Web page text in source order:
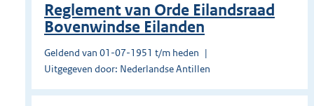
Reglement van Orde Eilandsraad
Bovenwindse Eilanden
Geldend van 01-07-1951 t/m heden
Uitgegeven door: Nederlandse Antillen